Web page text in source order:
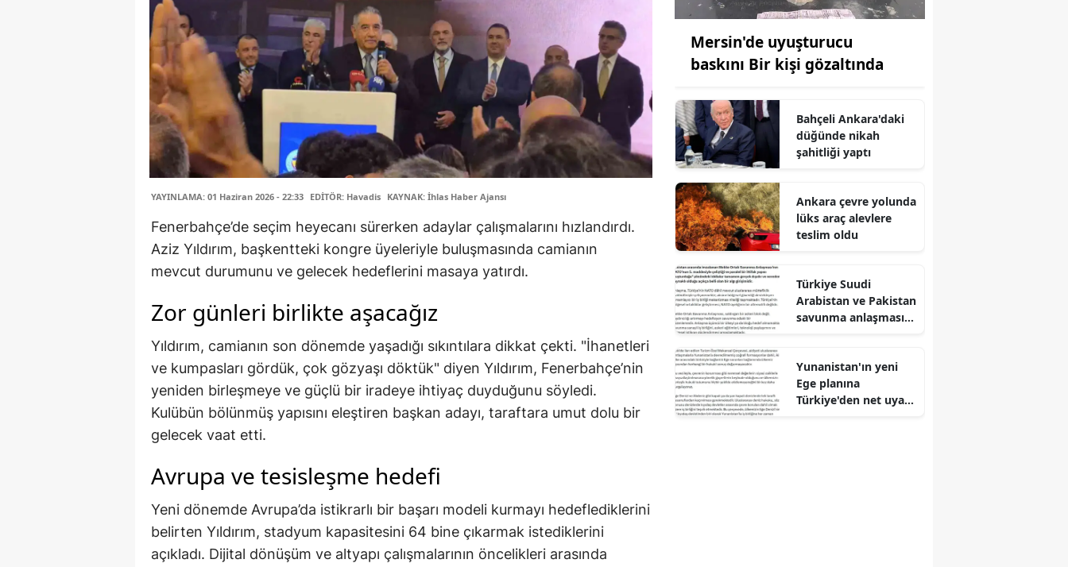
YAYINLAMA: 01 Haziran 2026 - 22:33 EDİTÖR: Havadis KAYNAK: İhlas Haber Ajansı
Fenerbahçe’de seçim heyecanı sürerken adaylar çalışmalarını hızlandırdı.
Aziz Yıldırım, başkentteki kongre üyeleriyle buluşmasında camianın
mevcut durumunu ve gelecek hedeflerini masaya yatırdı.
Zor günleri birlikte aşacağız
Yıldırım, camianın son dönemde yaşadığı sıkıntılara dikkat çekti. "İhanetleri
ve kumpasları gördük, çok gözyaşı döktük" diyen Yıldırım, Fenerbahçe’nin
yeniden birleşmeye ve güçlü bir iradeye ihtiyaç duyduğunu söyledi.
Kulübün bölünmüş yapısını eleştiren başkan adayı, taraftara umut dolu bir
gelecek vaat etti.
Avrupa ve tesisleşme hedefi
Yeni dönemde Avrupa’da istikrarlı bir başarı modeli kurmayı hedeflediklerini
belirten Yıldırım, stadyum kapasitesini 64 bine çıkarmak istediklerini
açıkladı. Dijital dönüşüm ve altyapı çalışmalarının öncelikleri arasında
Mersin'de uyuşturucu
baskını Bir kişi gözaltında
Bahçeli Ankara'daki
düğünde nikah
şahitliği yaptı
Ankara çevre yolunda
lüks araç alevlere
teslim oldu
Türkiye Suudi
Arabistan ve Pakistan
savunma anlaşmasını
Yunanistan'ın yeni
Ege planına
Türkiye'den net uyarı